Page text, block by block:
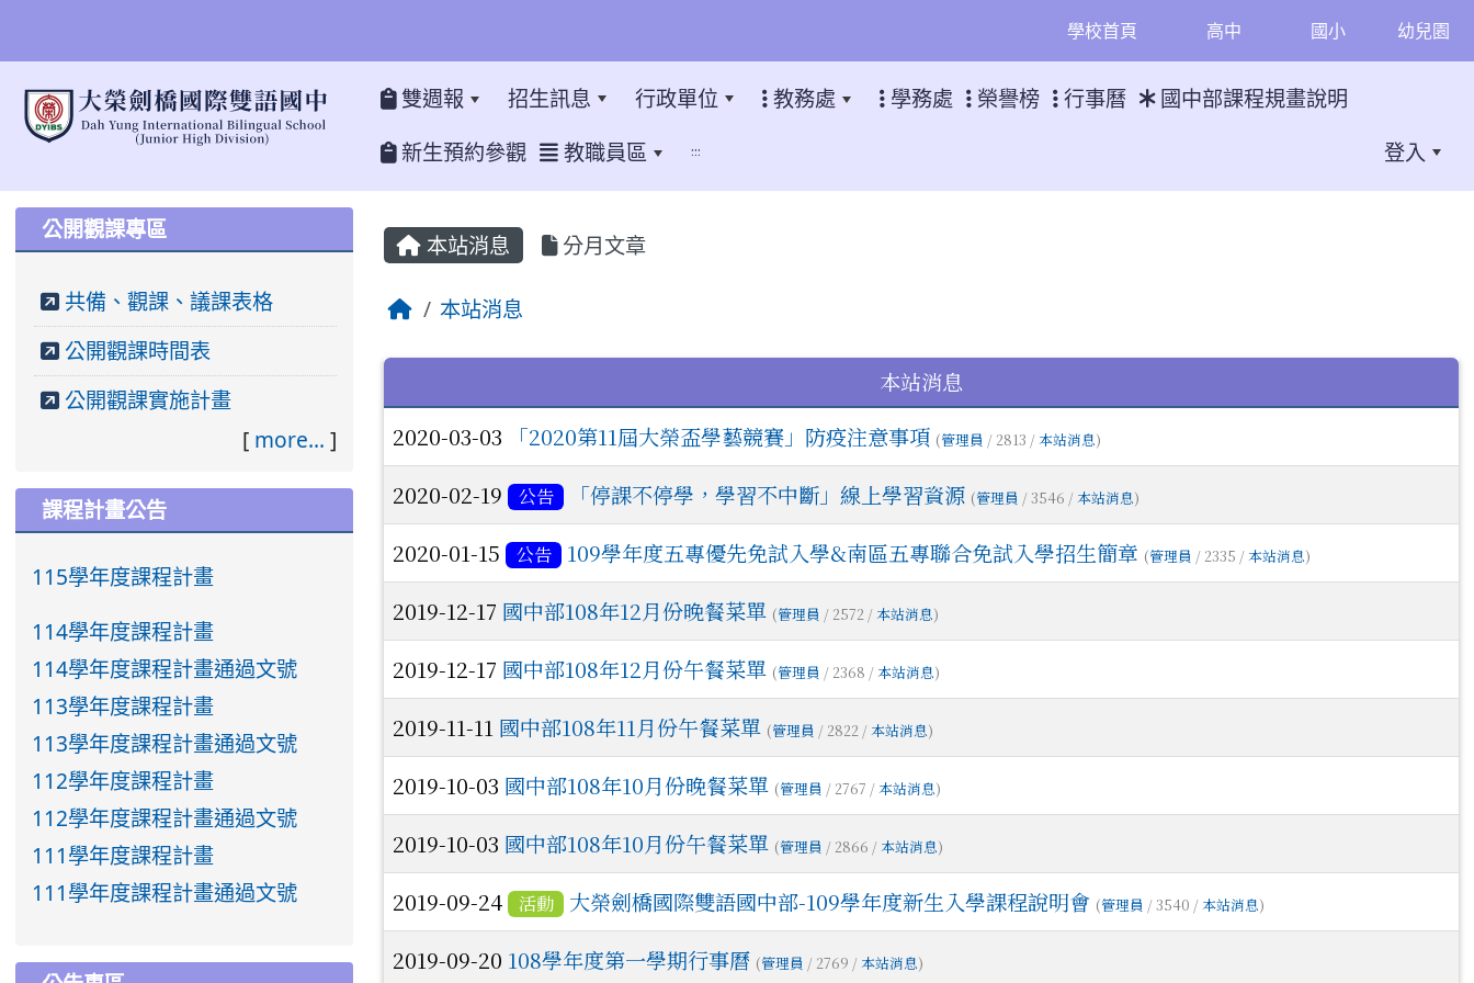
學校首頁 高中 國小 幼兒園
雙週報 招生訊息 行政單位 教務處 學務處 榮譽榜 行事曆
國中部課程規畫說明
新生預約參觀
教職員區 ::: 登入
本站消息 分月文章
本站消息
文章列表
本站消息
2020-03-03
「2020第11屆大榮盃學藝競賽」防疫注意事項 (管理員 / 2813 /本站消息)
2020-02-19 公告 「停課不停學，學習不中斷」線上學習資源 (管理員 / 3546 /本站消息)
2020-01-15 公告 109學年度五專優先免試入學&南區五專聯合免試入學招生簡章 (管理員 / 2335 /本站消息)
2019-12-17 國中部108年12月份晚餐菜單 (管理員 / 2572 /本站消息)
2019-12-17 國中部108年12月份午餐菜單 (管理員 / 2368 /本站消息)
2019-11-11 國中部108年11月份午餐菜單 (管理員 / 2822 /本站消息)
2019-10-03 國中部108年10月份晚餐菜單 (管理員 / 2767 /本站消息)
2019-10-03 國中部108年10月份午餐菜單 (管理員 / 2866 /本站消息)
2019-09-24 活動 大榮劍橋國際雙語國中部-109學年度新生入學課程說明會 (管理員 / 3540 /本站消息)
2019-09-20 108學年度第一學期行事曆 (管理員 / 2769 /本站消息)
公開觀課專區
共備、觀課、議課表格
公開觀課時間表
公開觀課實施計畫
[ more... ]
課程計畫公告
115學年度課程計畫
114學年度課程計畫
114學年度課程計畫通過文號
113學年度課程計畫
113學年度課程計畫通過文號
112學年度課程計畫
112學年度課程計畫通過文號
111學年度課程計畫
111學年度課程計畫通過文號